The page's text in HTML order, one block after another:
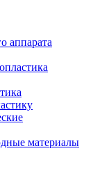
аппарата
материалы